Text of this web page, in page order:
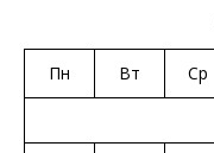
Пн Вт Ср